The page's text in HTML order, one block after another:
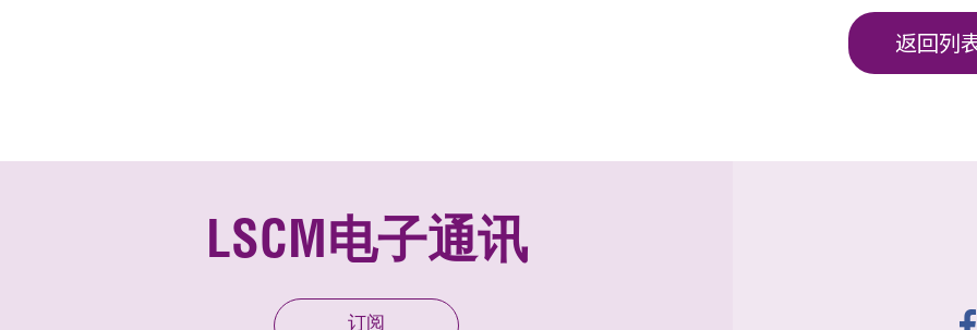
返回列
LSCM电子通讯
订阅